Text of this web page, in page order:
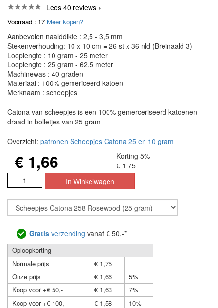
Lees 40 reviews
Voorraad : 17 Meer kopen?
Aanbevolen naalddikte : 2,5 - 3,5 mm
Stekenverhouding: 10 x 10 cm = 26 st x 36 nld (Breinaald 3)
Looplengte : 10 gram - 25 meter
Looplengte : 25 gram - 62,5 meter
Machinewas : 40 graden
Materiaal : 100% gemericeerd katoen
Merknaam : scheepjes
Catona van scheepjes is een 100% gemerceriseerd katoenen
draad in bolletjes van 25 gram
Overzicht: patronen Scheepjes Catona 25 en 10 gram
€ 1,66
Korting 5%
€ 1,75
Gratis verzending vanaf € 50,-*
Oploopkorting
Normale prijs
€ 1,75
Onze prijs
€ 1,66
5%
Koop voor +€ 50,-
€ 1,63
7%
Koop voor +€ 100,-
€ 1,58
10%